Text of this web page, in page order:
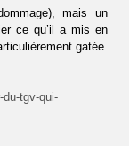
mais un
ce qu’il a mis en
gatée.
tgv-qui-